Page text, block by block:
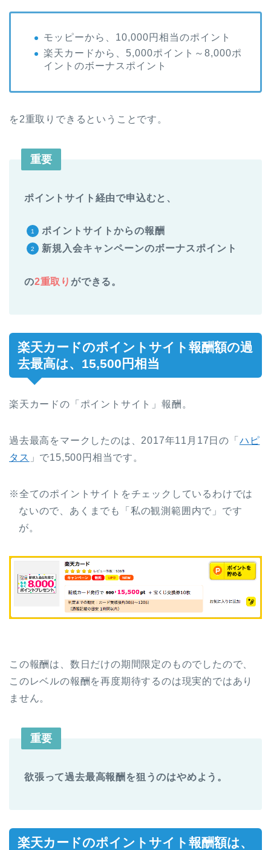
モッピーから、10,000円相当のポイント
楽天カードから、5,000ポイント～8,000ポ
イントのボーナスポイント
を2重取りできるということです。
重要
ポイントサイト経由で申込むと、
ポイントサイトからの報酬
新規入会キャンペーンのボーナスポイント
の2重取り ができる。
楽天カードのポイントサイト報酬額の過
去最高は、15,500円相当
楽天カードの「ポイントサイト」報酬。
過去最高をマークしたのは、2017年11月17日の「 ハピ
タス 」で15,500円相当です。
※全てのポイントサイトをチェックしているわけでは
ないので、あくまでも「私の観測範囲内で」です
が。
この報酬は、数日だけの期間限定のものでしたので、
このレベルの報酬を再度期待するのは現実的ではあり
ません。
重要
欲張って過去最高報酬を狙うのはやめよう。
楽天カードのポイントサイト報酬額は、